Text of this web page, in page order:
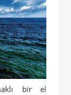
bir el